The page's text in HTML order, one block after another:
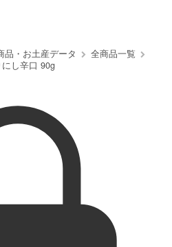
品・お土産データ
全商品一覧
し辛口 90g